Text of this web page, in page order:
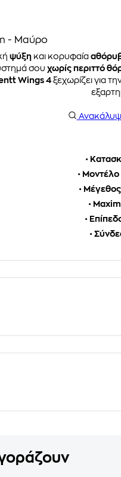
- Μαύρο
ψύξηκαι κορυφαία
σου χωρίς περιττό
Wings 4 ξεχωρίζει για
•
•Μοντέλο
• Μέγεθος
•
•
•